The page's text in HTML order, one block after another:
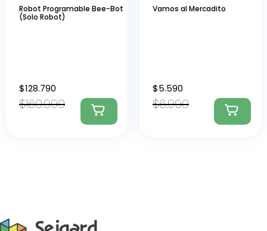
Robot Programable Bee-Bot
(Solo Robot)
$160.990
$128.790
Vamos al Mercadito
$6.990
$5.590